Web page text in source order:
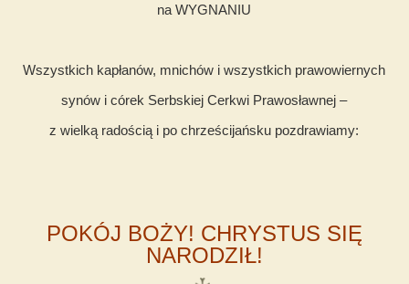
na WYGNANIU
Wszystkich kapłanów, mnichów i wszystkich prawowiernych
synów i córek Serbskiej Cerkwi Prawosławnej –
z wielką radością i po chrześcijańsku pozdrawiamy:
POKÓJ BOŻY! CHRYSTUS SIĘ
NARODZIŁ!